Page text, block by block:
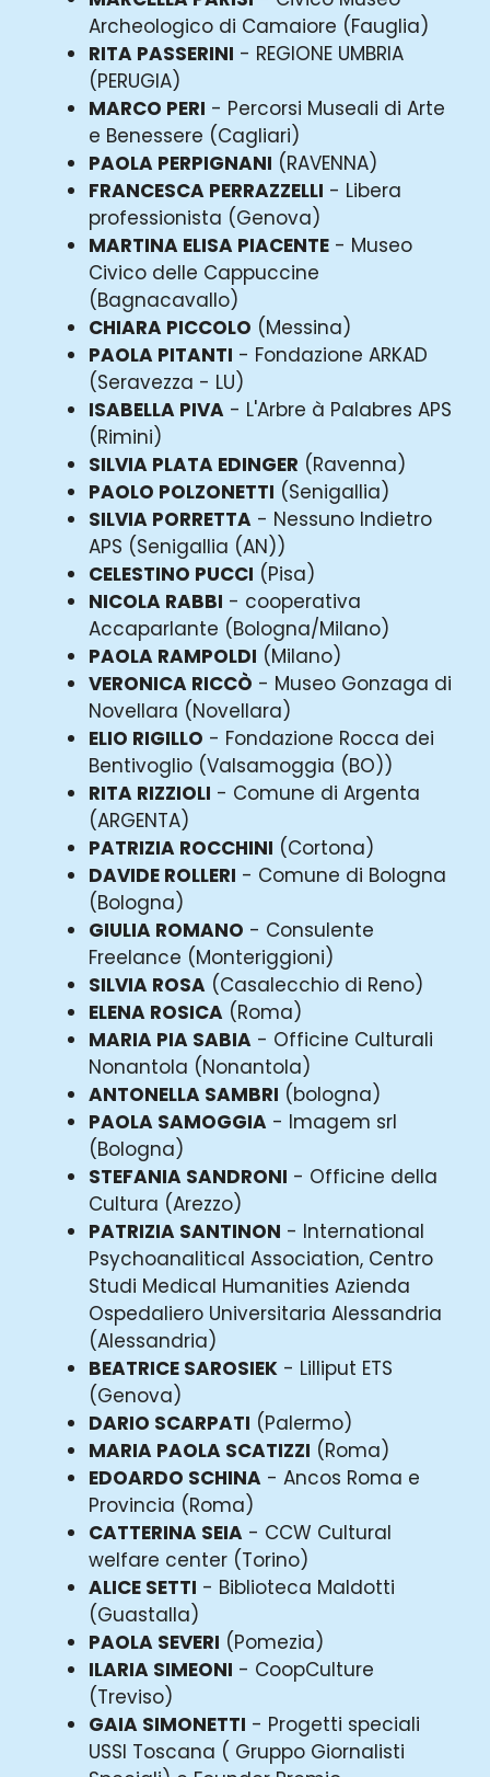
Archeologico di Camaiore (Fauglia)
RITA PASSERINI - REGIONE UMBRIA
(PERUGIA)
MARCO PERI - Percorsi Museali di Arte
e Benessere (Cagliari)
PAOLA PERPIGNANI (RAVENNA)
FRANCESCA PERRAZZELLI - Libera
professionista (Genova)
MARTINA ELISA PIACENTE - Museo
Civico delle Cappuccine
(Bagnacavallo)
CHIARA PICCOLO (Messina)
PAOLA PITANTI - Fondazione ARKAD
(Seravezza - LU)
ISABELLA PIVA - L'Arbre à Palabres APS
(Rimini)
SILVIA PLATA EDINGER (Ravenna)
PAOLO POLZONETTI (Senigallia)
SILVIA PORRETTA - Nessuno Indietro
APS (Senigallia (AN))
CELESTINO PUCCI (Pisa)
NICOLA RABBI - cooperativa
Accaparlante (Bologna/Milano)
PAOLA RAMPOLDI (Milano)
VERONICA RICCÒ - Museo Gonzaga di
Novellara (Novellara)
ELIO RIGILLO - Fondazione Rocca dei
Bentivoglio (Valsamoggia (BO))
RITA RIZZIOLI - Comune di Argenta
(ARGENTA)
PATRIZIA ROCCHINI (Cortona)
DAVIDE ROLLERI - Comune di Bologna
(Bologna)
GIULIA ROMANO - Consulente
Freelance (Monteriggioni)
SILVIA ROSA (Casalecchio di Reno)
ELENA ROSICA (Roma)
MARIA PIA SABIA - Officine Culturali
Nonantola (Nonantola)
ANTONELLA SAMBRI (bologna)
PAOLA SAMOGGIA - Imagem srl
(Bologna)
STEFANIA SANDRONI - Officine della
Cultura (Arezzo)
PATRIZIA SANTINON - International
Psychoanalitical Association, Centro
Studi Medical Humanities Azienda
Ospedaliero Universitaria Alessandria
(Alessandria)
BEATRICE SAROSIEK - Lilliput ETS
(Genova)
DARIO SCARPATI (Palermo)
MARIA PAOLA SCATIZZI (Roma)
EDOARDO SCHINA - Ancos Roma e
Provincia (Roma)
CATTERINA SEIA - CCW Cultural
welfare center (Torino)
ALICE SETTI - Biblioteca Maldotti
(Guastalla)
PAOLA SEVERI (Pomezia)
ILARIA SIMEONI - CoopCulture
(Treviso)
GAIA SIMONETTI - Progetti speciali
USSI Toscana ( Gruppo Giornalisti